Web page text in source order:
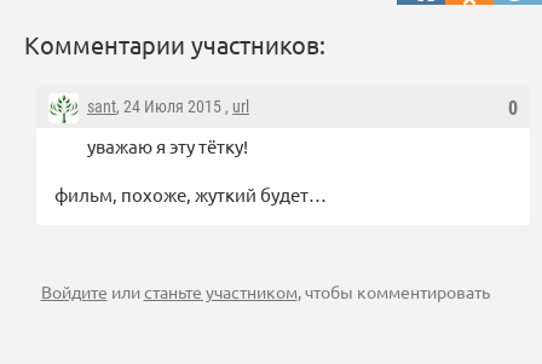
Комментарии участников:
0
sant, 24 Июля 2015 , url
уважаю я эту тётку!
фильм, похоже, жуткий будет…
Войдите илистаньте участником, чтобы комментировать